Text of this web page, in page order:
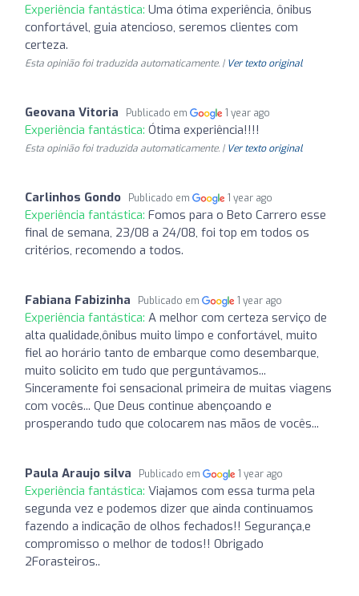
Experiência fantástica: Uma ótima experiência, ônibus
confortável, guia atencioso, seremos clientes com
certeza.
Esta opinião foi traduzida automaticamente. | Ver texto original
Geovana Vitoria Publicado em 1 year ago
Experiência fantástica: Ótima experiência!!!!
Esta opinião foi traduzida automaticamente. | Ver texto original
Carlinhos Gondo Publicado em 1 year ago
Experiência fantástica: Fomos para o Beto Carrero esse
final de semana, 23/08 a 24/08, foi top em todos os
critérios, recomendo a todos.
Fabiana Fabizinha Publicado em 1 year ago
Experiência fantástica: A melhor com certeza serviço de
alta qualidade,ônibus muito limpo e confortável, muito
fiel ao horário tanto de embarque como desembarque,
muito solicito em tudo que perguntávamos...
Sinceramente foi sensacional primeira de muitas viagens
com vocês... Que Deus continue abençoando e
prosperando tudo que colocarem nas mãos de vocês...
Paula Araujo silva Publicado em 1 year ago
Experiência fantástica: Viajamos com essa turma pela
segunda vez e podemos dizer que ainda continuamos
fazendo a indicação de olhos fechados!! Segurança,e
compromisso o melhor de todos!! Obrigado
2Forasteiros..